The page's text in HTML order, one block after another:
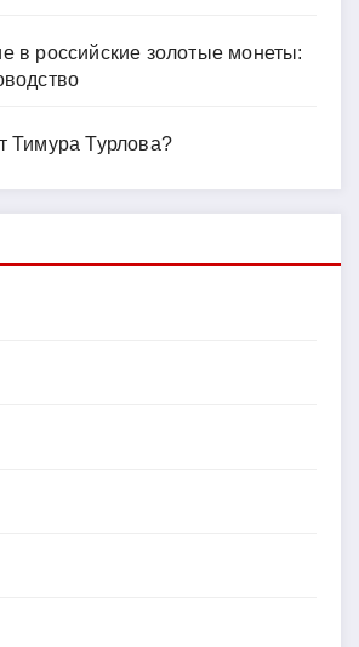
в российские золотые монеты:
Тимура Турлова?